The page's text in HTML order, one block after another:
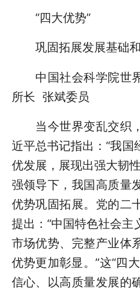
“四大优势”
巩固拓展发展基础
中国社会科学院世界
所长 张斌委员
当今世界变乱交织，
近平总书记指出：“我国
优发展，展现出强大韧
强领导下，我国高质量
优势巩固拓展。党的二
提出：“中国特色社会主
市场优势、完整产业体
优势更加彰显。”这“四
信心、以高质量发展的